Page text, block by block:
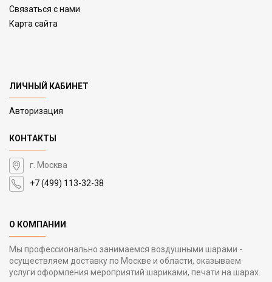
Связаться с нами
Карта сайта
ЛИЧНЫЙ КАБИНЕТ
Авторизация
КОНТАКТЫ
г. Москва
+7 (499) 113-32-38
О КОМПАНИИ
Мы профессионально занимаемся воздушными шарами -
осуществляем доставку по Москве и области, оказываем
услуги оформления мероприятий шариками, печати на шарах.